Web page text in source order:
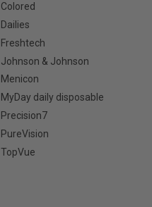
Colored
Dailies
Freshtech
Johnson & Johnson
Menicon
MyDay daily disposable
Precision7
PureVision
TopVue